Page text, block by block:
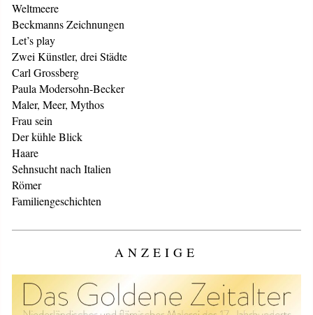
Weltmeere
Beckmanns Zeichnungen
Let’s play
Zwei Künstler, drei Städte
Carl Grossberg
Paula Modersohn-Becker
Maler, Meer, Mythos
Frau sein
Der kühle Blick
Haare
Sehnsucht nach Italien
Römer
Familiengeschichten
ANZEIGE